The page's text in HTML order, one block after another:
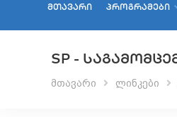
ᲛᲗᲐᲕᲐᲠᲘ ᲞᲠᲝᲒᲠᲐᲛᲔᲑᲘ
SP -
მთავარი ლინკები